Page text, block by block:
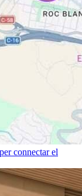
connectar el